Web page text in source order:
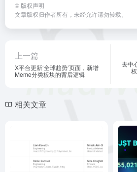
© 版权声明
文章版权归作者所有，未经允许请勿转载。
上一篇
X平台更新‘全球趋势’页面，新增
Meme分类板块的背后逻辑
去中
相关文章